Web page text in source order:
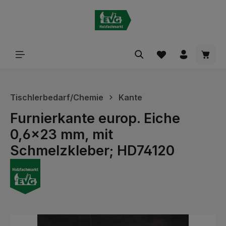
Tischlerbedarf/Chemie Kante
Furnierkante europ. Eiche
0,6x23 mm, mit
Schmelzkleber; HD74120